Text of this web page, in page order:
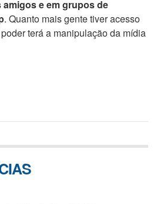
e em grupos de
. Quanto mais gente tiver acesso
terá a manipulação da mídia